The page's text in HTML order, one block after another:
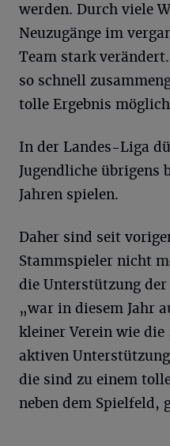
werden. Durch viele
Neuzugänge im
Team stark
so schnell
tolle Ergebnis
In der Landes-Liga
Jugendliche übrigens
Jahren spielen.
Daher sind seit
Stammspieler nicht
die Unterstützung
„war in diesem Jahr
kleiner Verein wie die
aktiven
die sind zu einem
neben dem Spielfeld,